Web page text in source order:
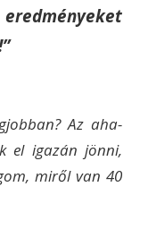
Az aha-
el igazán jönni,
miről van 40